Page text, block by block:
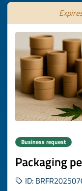
Business request
Packaging
ID: